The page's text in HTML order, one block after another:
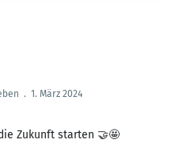
. 1. März 2024
Zukunft starten 🤝🤩